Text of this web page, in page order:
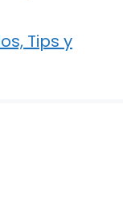
Tips y